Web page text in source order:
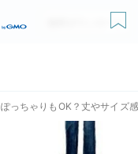
無料ダウンロード
ぽっちゃりもOK？丈やサイズ